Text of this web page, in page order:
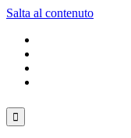
Salta al contenuto